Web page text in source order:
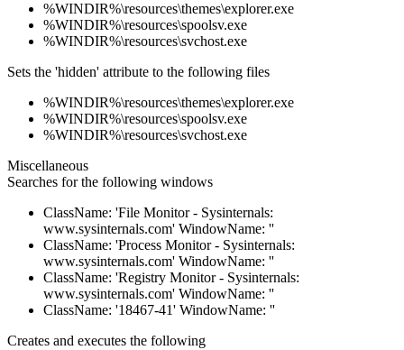
%WINDIR%\resources\themes\explorer.exe
%WINDIR%\resources\spoolsv.exe
%WINDIR%\resources\svchost.exe
Sets the 'hidden' attribute to the following files
%WINDIR%\resources\themes\explorer.exe
%WINDIR%\resources\spoolsv.exe
%WINDIR%\resources\svchost.exe
Miscellaneous
Searches for the following windows
ClassName: 'File Monitor - Sysinternals:
www.sysinternals.com' WindowName: ''
ClassName: 'Process Monitor - Sysinternals:
www.sysinternals.com' WindowName: ''
ClassName: 'Registry Monitor - Sysinternals:
www.sysinternals.com' WindowName: ''
ClassName: '18467-41' WindowName: ''
Creates and executes the following